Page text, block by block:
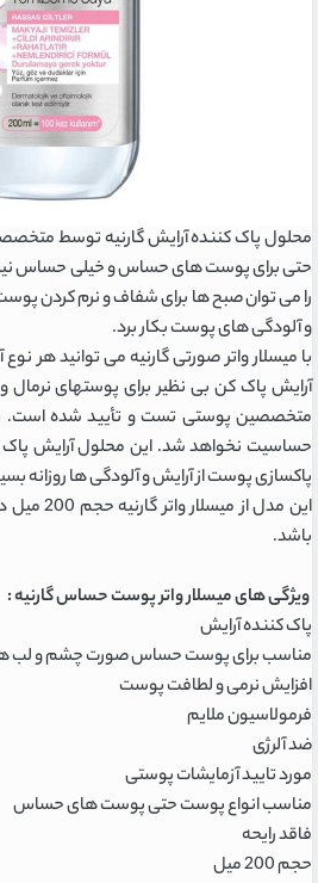
محلول پاک کننده آرایش گارنیه توسط
حتی برای پوست های حساس و خیلی حساس
را می توان صبح ها برای شفاف و نرم کردن
و آلودگی های پوست بکار برد.
با میسلار واتر صورتی گارنیه می توانید هر
آرایش پاک کن بی نظیر برای پوستهای
متخصصین پوستی تست و تأیید شده است.
حساسیت نخواهد شد. این محلول آرایش پاک
پاکسازی پوست از آرایش و آلودگی ها روزانه
این مدل از
باشد.
ویژگی های میسلار واتر پوست حساس گارنیه :
پاک کننده آرایش
مناسب برای پوست حساس صورت چشم و لب
افزایش نرمی و لطافت پوست
فرمولاسیون ملایم
ضد آلرژی
مورد تایید آزمایشات پوستی
مناسب انواع پوست حتی پوست های حساس
فاقد رایحه
حجم 200 میل